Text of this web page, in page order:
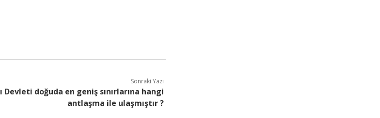
Sonraki Yazı
Devleti doğuda en geniş sınırlarına hangi
antlaşma ile ulaşmıştır ?